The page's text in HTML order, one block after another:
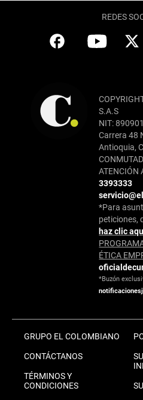
REDES
S.A.S
NIT:
Carrera 48
Antioquia,
ATENCIÓN
3393333
*Para
peticiones,
haz clic
ÉTICA
*Buzón
GRUPO EL COLOMBIANO
CONTÁCTANOS
TÉRMINOS Y
CONDICIONES